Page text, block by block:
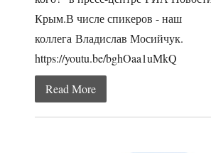
Крым.В числе спикеров - наш
коллега Владислав Мосийчук.
https://youtu.be/bghOaa1uMkQ
Read More